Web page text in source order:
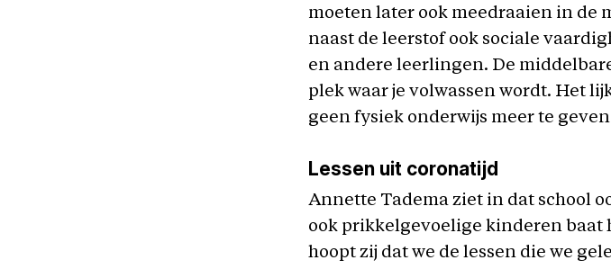
moeten later ook meedraaien in de
naast de leerstof ook sociale
en andere leerlingen. De
plek waar je volwassen wordt. Het
geen fysiek onderwijs meer te
Lessen uit coronatijd
Annette Tadema ziet in dat school
ook prikkelgevoelige kinderen baat
hoopt zij dat we de lessen die we